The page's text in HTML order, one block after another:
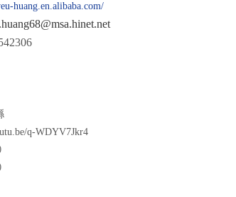
huang.en.alibaba.com/
q-WDYV7Jkr4